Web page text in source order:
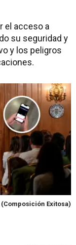
el acceso a
su seguridad y
y los peligros
(Composición Exitosa)